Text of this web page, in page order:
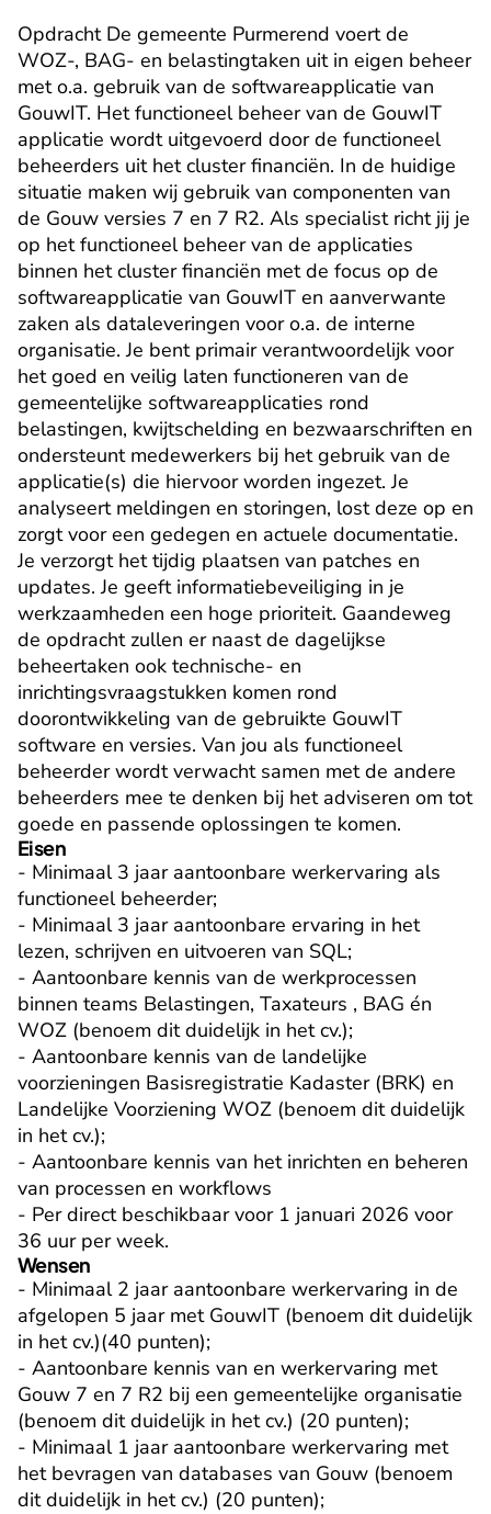
Opdracht De gemeente Purmerend voert de
WOZ-, BAG- en belastingtaken uit in eigen beheer
met o.a. gebruik van de softwareapplicatie van
GouwIT. Het functioneel beheer van de GouwIT
applicatie wordt uitgevoerd door de functioneel
beheerders uit het cluster financiën. In de huidige
situatie maken wij gebruik van componenten van
de Gouw versies 7 en 7 R2. Als specialist richt jij je
op het functioneel beheer van de applicaties
binnen het cluster financiën met de focus op de
softwareapplicatie van GouwIT en aanverwante
zaken als dataleveringen voor o.a. de interne
organisatie. Je bent primair verantwoordelijk voor
het goed en veilig laten functioneren van de
gemeentelijke softwareapplicaties rond
belastingen, kwijtschelding en bezwaarschriften en
ondersteunt medewerkers bij het gebruik van de
applicatie(s) die hiervoor worden ingezet. Je
analyseert meldingen en storingen, lost deze op en
zorgt voor een gedegen en actuele documentatie.
Je verzorgt het tijdig plaatsen van patches en
updates. Je geeft informatiebeveiliging in je
werkzaamheden een hoge prioriteit. Gaandeweg
de opdracht zullen er naast de dagelijkse
beheertaken ook technische- en
inrichtingsvraagstukken komen rond
doorontwikkeling van de gebruikte GouwIT
software en versies. Van jou als functioneel
beheerder wordt verwacht samen met de andere
beheerders mee te denken bij het adviseren om tot
goede en passende oplossingen te komen.
Eisen
- Minimaal 3 jaar aantoonbare werkervaring als
functioneel beheerder;
- Minimaal 3 jaar aantoonbare ervaring in het
lezen, schrijven en uitvoeren van SQL;
- Aantoonbare kennis van de werkprocessen
binnen teams Belastingen, Taxateurs , BAG én
WOZ (benoem dit duidelijk in het cv.);
- Aantoonbare kennis van de landelijke
voorzieningen Basisregistratie Kadaster (BRK) en
Landelijke Voorziening WOZ (benoem dit duidelijk
in het cv.);
- Aantoonbare kennis van het inrichten en beheren
van processen en workflows
- Per direct beschikbaar voor 1 januari 2026 voor
36 uur per week.
Wensen
- Minimaal 2 jaar aantoonbare werkervaring in de
afgelopen 5 jaar met GouwIT (benoem dit duidelijk
in het cv.)(40 punten);
- Aantoonbare kennis van en werkervaring met
Gouw 7 en 7 R2 bij een gemeentelijke organisatie
(benoem dit duidelijk in het cv.) (20 punten);
- Minimaal 1 jaar aantoonbare werkervaring met
het bevragen van databases van Gouw (benoem
dit duidelijk in het cv.) (20 punten);